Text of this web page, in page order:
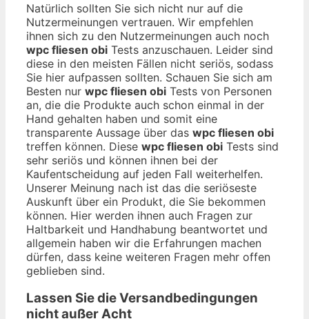
Natürlich sollten Sie sich nicht nur auf die
Nutzermeinungen vertrauen. Wir empfehlen
ihnen sich zu den Nutzermeinungen auch noch
wpc fliesen obi Tests anzuschauen. Leider sind
diese in den meisten Fällen nicht seriös, sodass
Sie hier aufpassen sollten. Schauen Sie sich am
Besten nur wpc fliesen obi Tests von Personen
an, die die Produkte auch schon einmal in der
Hand gehalten haben und somit eine
transparente Aussage über das wpc fliesen obi
treffen können. Diese wpc fliesen obi Tests sind
sehr seriös und können ihnen bei der
Kaufentscheidung auf jeden Fall weiterhelfen.
Unserer Meinung nach ist das die seriöseste
Auskunft über ein Produkt, die Sie bekommen
können. Hier werden ihnen auch Fragen zur
Haltbarkeit und Handhabung beantwortet und
allgemein haben wir die Erfahrungen machen
dürfen, dass keine weiteren Fragen mehr offen
geblieben sind.
Lassen Sie die Versandbedingungen
nicht außer Acht